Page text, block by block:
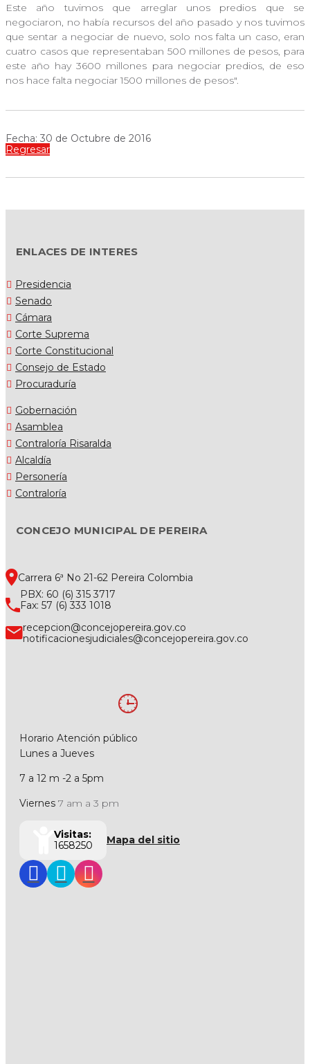
Este año tuvimos que arreglar unos predios que se
negociaron, no había recursos del año pasado y nos tuvimos
que sentar a negociar de nuevo, solo nos falta un caso, eran
cuatro casos que representaban 500 millones de pesos, para
este año hay 3600 millones para negociar predios, de eso
nos hace falta negociar 1500 millones de pesos".
Fecha: 30 de Octubre de 2016
Regresar
ENLACES DE INTERES
Presidencia
Senado
Cámara
Corte Suprema
Corte Constitucional
Consejo de Estado
Procuraduría
Gobernación
Asamblea
Contraloría Risaralda
Alcaldía
Personería
Contraloría
CONCEJO MUNICIPAL DE PEREIRA
Carrera 6ª No 21-62 Pereira Colombia
PBX: 60 (6) 315 3717
Fax: 57 (6) 333 1018
recepcion@concejopereira.gov.co
notificacionesjudiciales@concejopereira.gov.co
Horario Atención público
Lunes a Jueves
7 a 12 m -2 a 5pm
Viernes 7 am a 3 pm
Visitas:
1658250
Mapa del sitio